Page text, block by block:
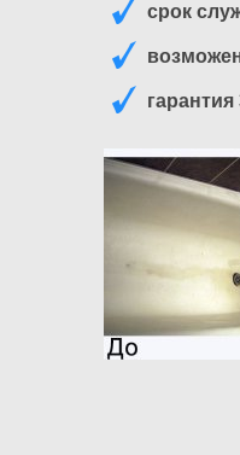
срок
гарантия